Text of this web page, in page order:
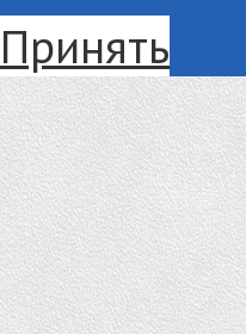
Принять